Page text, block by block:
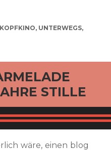
KOPFKINO, UNTERWEGS,
STILLE
wäre, einen blog